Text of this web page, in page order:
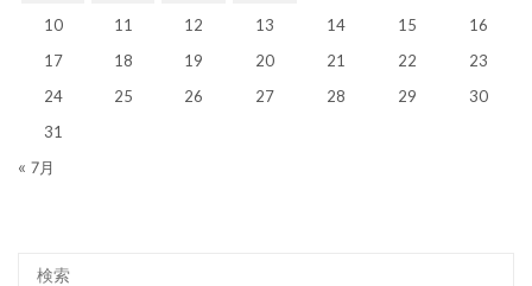
10
11 12 13 14 15
16
17
18 19 20 21 22
23
24
25 26 27 28 29
30
31
« 7月